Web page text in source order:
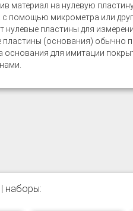
материал на нулевую
с помощью микрометра или
нулевые пластины для
пластины (основания)
основания для имитации
наборы: